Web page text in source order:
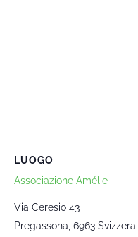
LUOGO
Associazione Amélie
Via Ceresio 43
Pregassona 6963 Svizzera